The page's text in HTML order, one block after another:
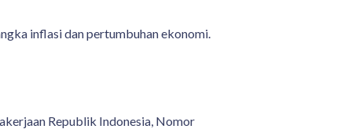
inflasi dan pertumbuhan ekonomi.
Republik Indonesia, Nomor